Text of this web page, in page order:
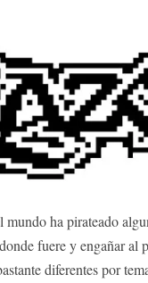
ha pirateado
fuere y engañar al
diferentes por